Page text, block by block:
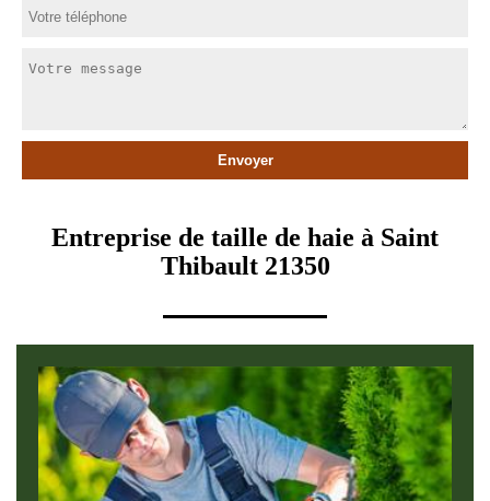
Entreprise de taille de haie à Saint
Thibault 21350